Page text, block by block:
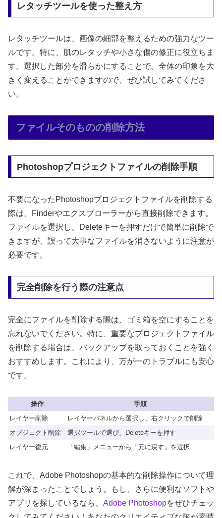
レタッチツールを使った整え方
レタッチツールは、画像の細部を整えるための強力なツー
ルです。特に、肌のレタッチや小さな傷の修正に役立ちま
す。選択した部分を滑らかにすることで、全体の印象を大
きく変えることができますので、ぜひ試してみてくださ
い。
ファイルそのものの削除方法
Photoshopプロジェクトファイルの削除手順
不要になったPhotoshopプロジェクトファイルを削除する
際は、Finderやエクスプローラーから直接削除できます。
ファイルを選択し、Deleteキーを押すだけで簡単に削除で
きますが、誤って大事なファイルを消さないように注意が
必要です。
完全削除を行う際の注意点
完全にファイルを削除する際は、ゴミ箱を空にすることを
忘れないでください。特に、重要なプロジェクトファイル
を削除する場合は、バックアップを取っておくことを強く
おすすめします。これにより、万が一のトラブルにも安心
です。
操作
手順
レイヤー削除
レイヤーパネルから選択し、右クリックで削除
オブジェクト削除
選択ツールで選び、Deleteキーを押す
レイヤー復元
「編集」メニューから「元に戻す」を選択
これで、Adobe Photoshopの基本的な削除操作について理
解が深まったことでしょう。もし、さらに便利なソフトや
アプリを探しているなら、 Adobe Photoshopをぜひチェッ